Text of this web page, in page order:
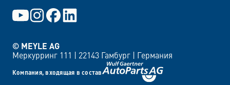
© MEYLE AG
Меркурринг 111 | 22143 Гамбург | Германия
Компания, входящая в состав